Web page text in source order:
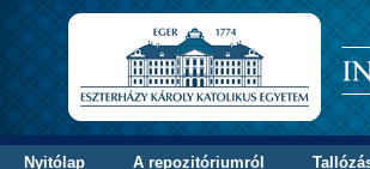
Nyitólap A repozitóriumról